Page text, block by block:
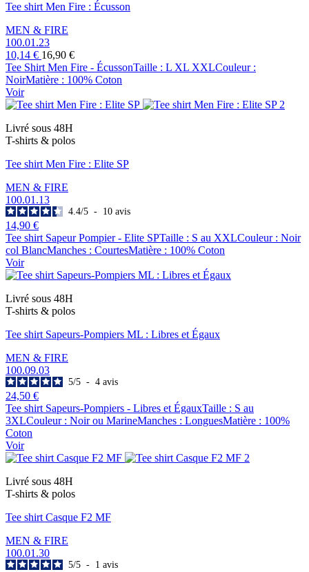
Tee shirt Men Fire : Écusson
MEN & FIRE
100.01.23
10,14 € 16,90 €
Tee Shirt Men Fire - ÉcussonTaille : L XL XXLCouleur :
NoirMatière : 100% Coton
Voir
Livré sous 48H
T-shirts & polos
Tee shirt Men Fire : Elite SP
MEN & FIRE
100.01.13
4.4/5 - 10 avis
14,90 €
Tee shirt Sapeur Pompier - Elite SPTaille : S au XXLCouleur : Noir
col BlancManches : CourtesMatière : 100% Coton
Voir
Livré sous 48H
T-shirts & polos
Tee shirt Sapeurs-Pompiers ML : Libres et Égaux
MEN & FIRE
100.09.03
5/5 - 4 avis
24,50 €
Tee shirt Sapeurs-Pompiers - Libres et ÉgauxTaille : S au
3XLCouleur : Noir ou MarineManches : LonguesMatière : 100%
Coton
Voir
Livré sous 48H
T-shirts & polos
Tee shirt Casque F2 MF
MEN & FIRE
100.01.30
5/5 - 1 avis